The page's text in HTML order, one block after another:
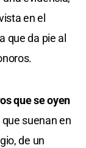
en el
que da pie al
que se oyen
suenan en
de un